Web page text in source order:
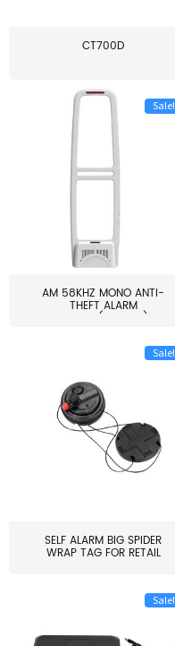
CT700D
Sale!
AM 58KHZ MONO ANTI-
THEFT ALARM
SYSTEM(EAS003)
Sale!
SELF ALARM BIG SPIDER
WRAP TAG FOR RETAIL
Sale!